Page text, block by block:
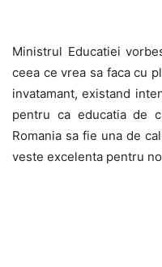
Ministrul Educatiei
ceea ce vrea sa faca cu
invatamant, existand
pentru ca educatia de
Romania sa fie una de
veste excelenta pentru